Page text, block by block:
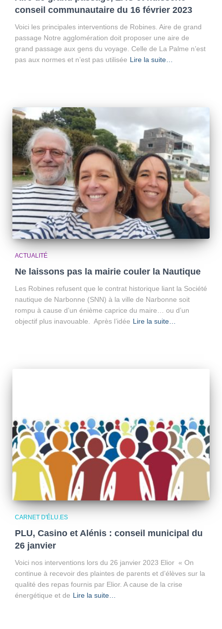
conseil communautaire du 16 février 2023
Voici les principales interventions de Robines. Aire de grand
passage Notre agglomération doit proposer une aire de
grand passage aux gens du voyage. Celle de La Palme n’est
pas aux normes et n’est pas utilisée Lire la suite…
ACTUALITÉ
Ne laissons pas la mairie couler la Nautique
Les Robines refusent que le contrat historique liant la Société
nautique de Narbonne (SNN) à la ville de Narbonne soit
rompu à cause d’un énième caprice du maire… ou d’un
objectif plus inavouable. Après l’idée Lire la suite…
CARNET D'ÉLU.ES
PLU, Casino et Alénis : conseil municipal du
26 janvier
Voici nos interventions lors du 26 janvier 2023 Elior « On
continue à recevoir des plaintes de parents et d’élèves sur la
qualité des repas fournis par Elior. A cause de la crise
énergétique et de Lire la suite…